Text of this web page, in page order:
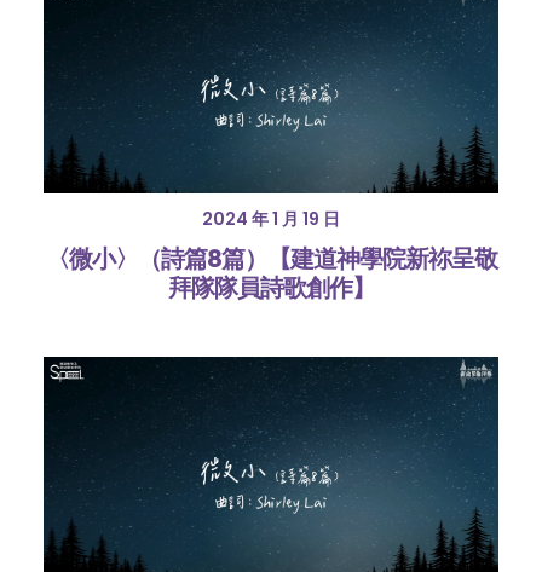
2024 年 1 月 19 日
〈微小〉（詩篇8篇）【建道神學院新祢呈敬
拜隊隊員詩歌創作】